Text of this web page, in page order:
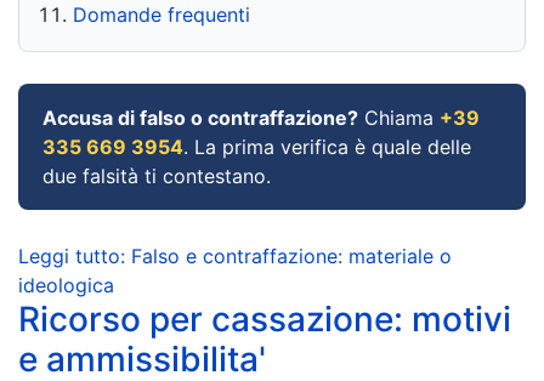
Domande frequenti
Accusa di falso o contraffazione? Chiama +39
335 669 3954. La prima verifica è quale delle
due falsità ti contestano.
Leggi tutto: Falso e contraffazione: materiale o
ideologica
Ricorso per cassazione: motivi
e ammissibilita'